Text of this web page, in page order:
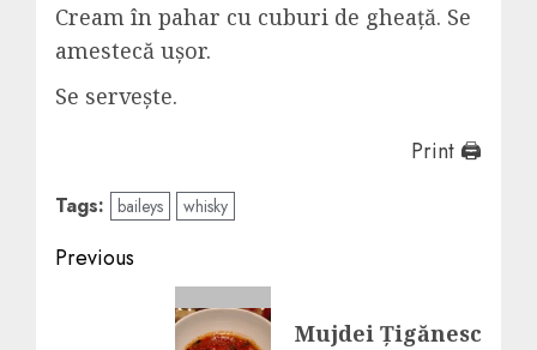
Cream în pahar cu cuburi de gheață. Se
amestecă ușor.
Se servește.
Print 🖨
Tags: baileys whisky
Post
navigation
Previous
Mujdei Țigănesc